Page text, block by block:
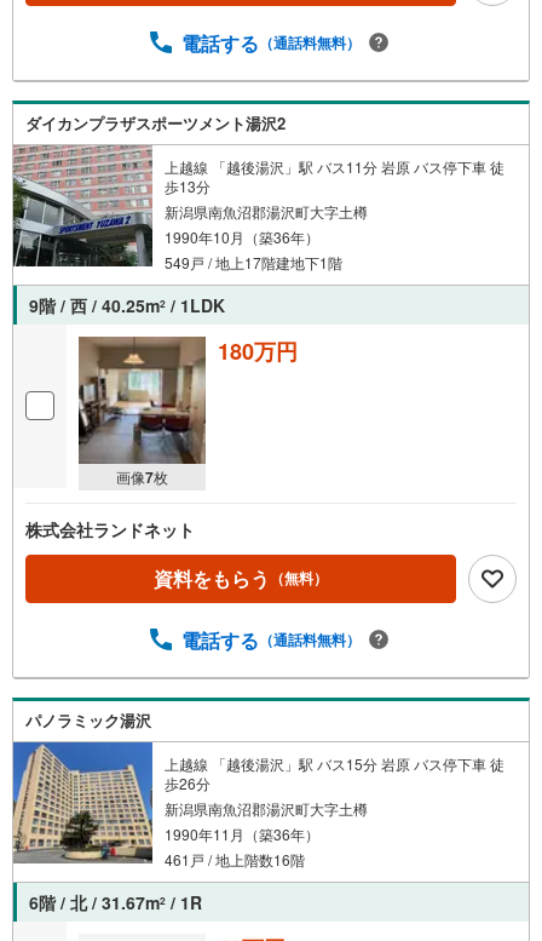
電話する （通話料無料）
ダイカンプラザスポーツメント湯沢2
上越線 「越後湯沢」駅 バス11分 岩原 バス停下車 徒
歩13分
新潟県南魚沼郡湯沢町大字土樽
1990年10月（築36年）
549戸 / 地上17階建地下1階
9階 / 西 / 40.25m2 / 1LDK
画像7枚
180万円
株式会社ランドネット
資料をもらう （無料）
電話する （通話料無料）
パノラミック湯沢
上越線 「越後湯沢」駅 バス15分 岩原 バス停下車 徒
歩26分
新潟県南魚沼郡湯沢町大字土樽
1990年11月（築36年）
461戸 / 地上階数16階
6階 / 北 / 31.67m2 / 1R